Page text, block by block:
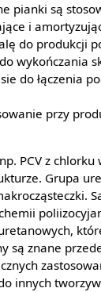
pianki są
i
do produkcji
wykończania
do łączenia
przy
PCV z
Grupa
są znane
innych